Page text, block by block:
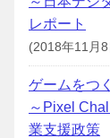
レポート
(2018年11月
ゲームをつ
～Pixel
業支援政策